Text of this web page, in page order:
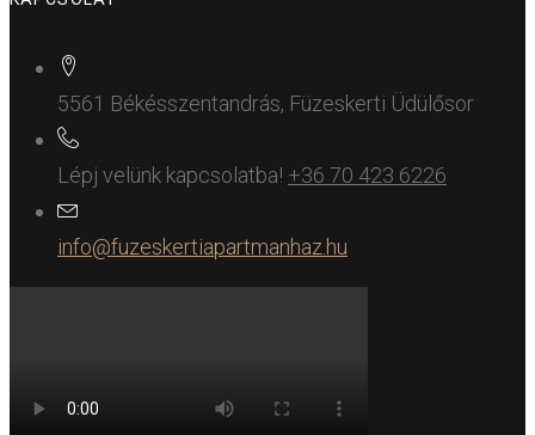
5561 Békésszentandrás, Füzeskerti Üdülősor
Lépj velünk kapcsolatba! +36 70 423 6226
info@fuzeskertiapartmanhaz.hu